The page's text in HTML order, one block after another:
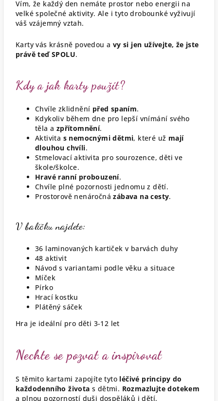
Vím, že každý den nemáte prostor nebo energii na
velké společné aktivity. Ale i tyto drobounké vyživují
váš vzájemný vztah.
Karty vás krásně povedou a vy si jen užívejte, že jste
právě teď SPOLU.
Kdy a jak karty použít?
Chvíle zklidnění před spaním.
Kdykoliv během dne pro lepší vnímání svého
těla a zpřítomnění.
Aktivita s nemocnými dětmi, které už mají
dlouhou chvíli.
Stmelovací aktivita pro sourozence, děti ve
škole/školce.
Hravé ranní probouzení.
Chvíle plné pozornosti jednomu z dětí.
Prostorově nenáročná zábava na cesty.
V balíčku najdete:
36 laminovaných kartiček v barvách duhy
48 aktivit
Návod s variantami podle věku a situace
Míček
Pírko
Hrací kostku
Plátěný sáček
Hra je ideální pro děti 3-12 let
Nechte se pozvat a inspirovat
S těmito kartami zapojíte tyto léčivé principy do
každodenního života s dětmi. Rozmazlujte dotekem
a plnou pozorností duši dospěláků i dětí.